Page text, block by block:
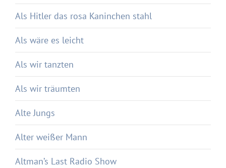
Als Hitler das rosa Kaninchen stahl
Als wäre es leicht
Als wir tanzten
Als wir träumten
Alte Jungs
Alter weißer Mann
Altman’s Last Radio Show